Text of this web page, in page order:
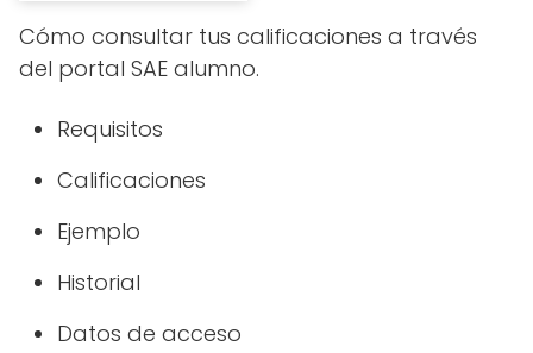
Cómo consultar tus calificaciones a través
del portal SAE alumno.
Requisitos
Calificaciones
Ejemplo
Historial
Datos de acceso